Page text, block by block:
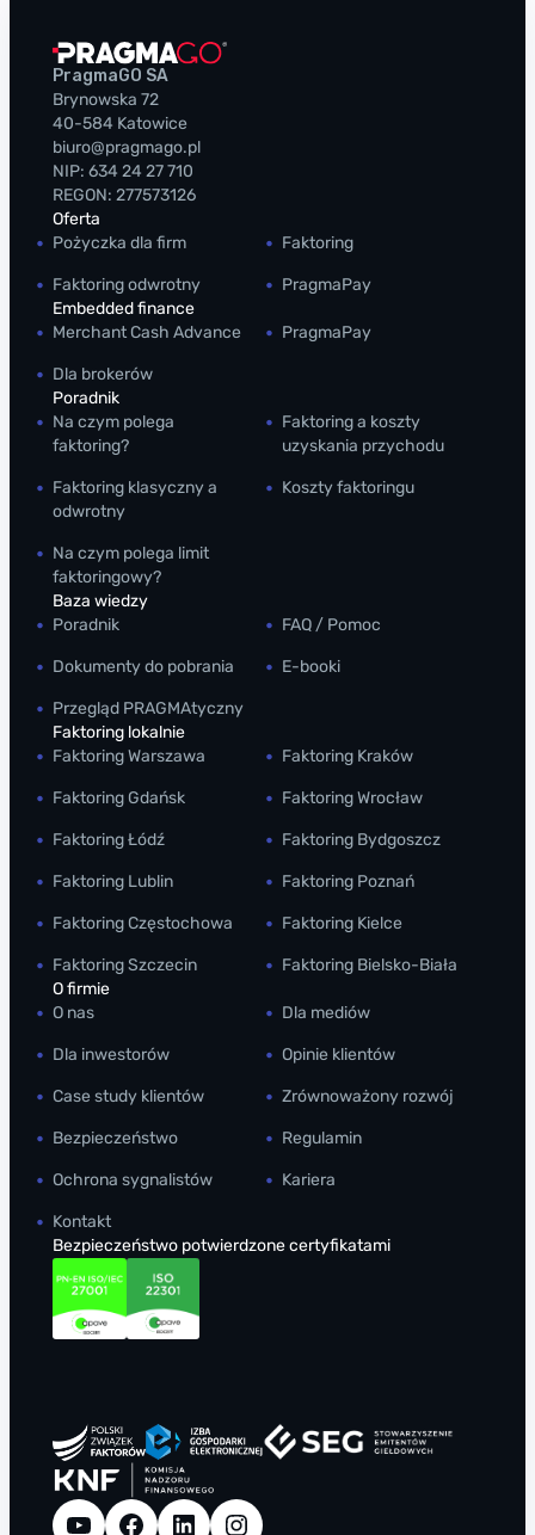
PragmaGO SA
Brynowska 72
40-584 Katowice
biuro@pragmago.pl
NIP: 634 24 27 710
REGON: 277573126
Oferta
Pożyczka dla firm
Faktoring
Faktoring odwrotny
PragmaPay
Embedded finance
Merchant Cash Advance
PragmaPay
Dla brokerów
Poradnik
Na czym polega
faktoring?
Faktoring a koszty
uzyskania przychodu
Faktoring klasyczny a
odwrotny
Koszty faktoringu
Na czym polega limit
faktoringowy?
Baza wiedzy
Poradnik
FAQ / Pomoc
Dokumenty do pobrania E-booki
Przegląd PRAGMAtyczny
Faktoring lokalnie
Faktoring Warszawa
Faktoring Kraków
Faktoring Gdańsk Faktoring Wrocław
Faktoring Łódź Faktoring Bydgoszcz
Faktoring Lublin Faktoring Poznań
Faktoring Częstochowa Faktoring Kielce
Faktoring Szczecin
Faktoring Bielsko-Biała
O firmie
O nas
Dla mediów
Dla inwestorów Opinie klientów
Case study klientów Zrównoważony rozwój
Bezpieczeństwo Regulamin
Ochrona sygnalistów Kariera
Kontakt
Bezpieczeństwo potwierdzone certyfikatami